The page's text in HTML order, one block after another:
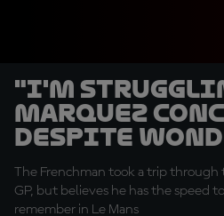
"I'm
Marquez
despite
The Frenchman took a trip through
GP, but believes he has the speed
remember in Le Mans